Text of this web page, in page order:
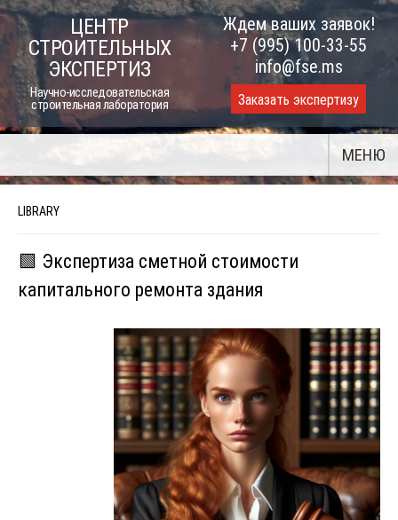
Skip
to
content
ЦЕНТР
СТРОИТЕЛЬНЫХ
ЭКСПЕРТИЗ
Научно-исследовательская
строительная лаборатория
Ждем ваших заявок!
+7 (995) 100-33-55
info@fse.ms
Заказать экспертизу
МЕНЮ
LIBRARY
🟩 Экспертиза сметной стоимости
капитального ремонта здания